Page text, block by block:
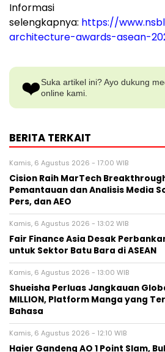
Informasi
selengkapnya: https://
architecture-awards-asean-
❤️Suka artikel ini? Ayo dukung
online kami.
BERITA TERKAIT
Kamis, 6 Agustus 2026 - 17:00 WIB
Cision Raih MarTech
Pemantauan dan Analisis Media
Pers, dan AEO
Kamis, 6 Agustus 2026 - 13:02 WIB
Fair Finance Asia Desak
untuk Sektor Batu Bara di ASEAN
Kamis, 6 Agustus 2026 - 13:00 WIB
Shueisha Perluas Jangkauan
MILLION, Platform Manga yang
Bahasa
Kamis, 6 Agustus 2026 - 12:10 WIB
Haier Gandeng AO 1 Point Slam,